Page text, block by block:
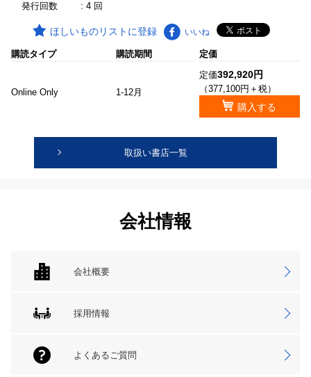
発行回数
: 4 回
ほしいものリストに登録 いいね
購読タイプ 購読期間 定価
Online Only 1-12月
定価392,920円
（377,100円＋税）
購入する
取扱い書店一覧
会社情報
会社概要
採用情報
よくあるご質問